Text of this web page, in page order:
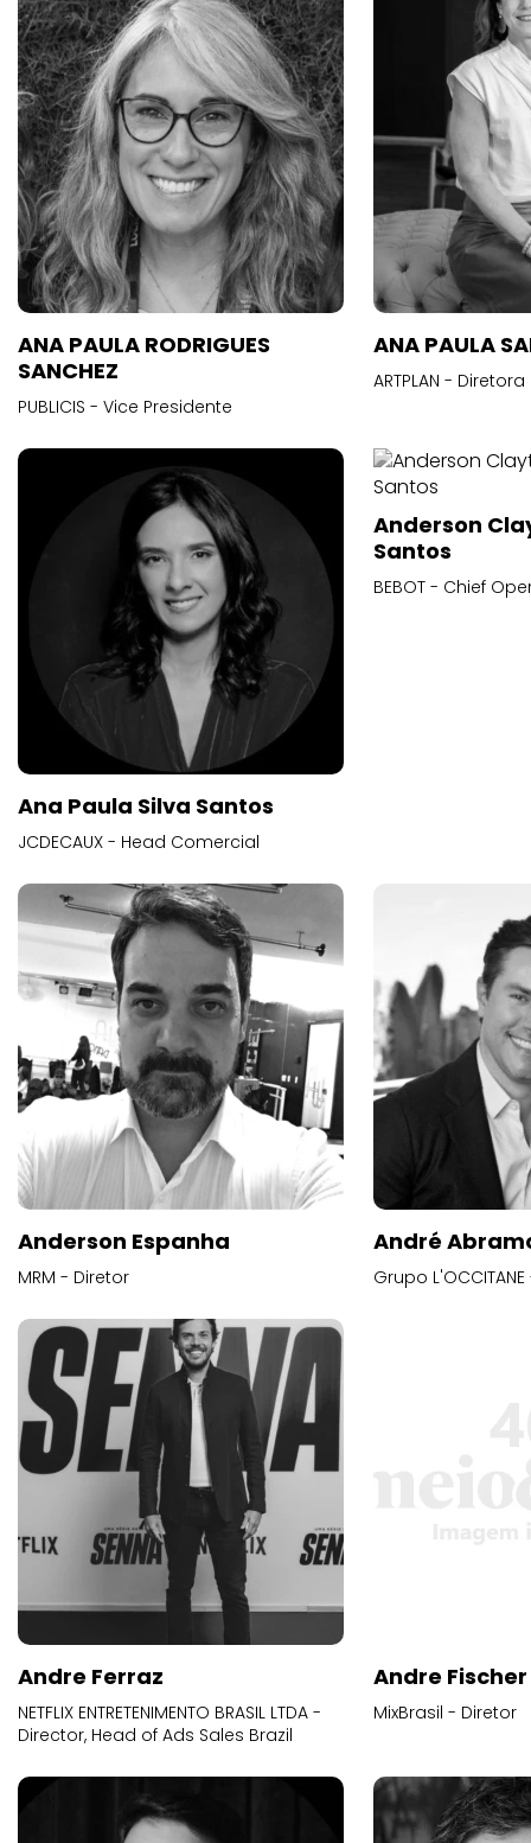
ANA PAULA RODRIGUES
SANCHEZ
PUBLICIS - Vice Presidente
ANA PAULA
ARTPLAN -
Ana Paula Silva Santos
JCDECAUX - Head Comercial
Anderson
Santos
BEBOT - Chief
Anderson Espanha
MRM - Diretor
André
Grupo
Andre Ferraz
NETFLIX ENTRETENIMENTO BRASIL LTDA -
Director, Head of Ads Sales Brazil
Andre Fischer
MixBrasil - Diretor